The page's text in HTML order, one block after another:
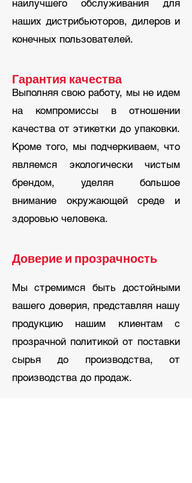
наилучшего обслуживания для
наших дистрибьюторов, дилеров и
конечных пользователей.
Гарантия качества
Выполняя свою работу, мы не идем
на компромиссы в отношении
качества от этикетки до упаковки.
Кроме того, мы подчеркиваем, что
являемся экологически чистым
брендом, уделяя большое
внимание окружающей среде и
здоровью человека.
Доверие и прозрачность
Мы стремимся быть достойными
вашего доверия, представляя нашу
продукцию нашим клиентам с
прозрачной политикой от поставки
сырья до производства, от
производства до продаж.